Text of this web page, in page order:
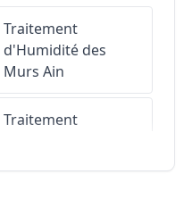
Traitement
d'Humidité des
Murs Ain
Traitement